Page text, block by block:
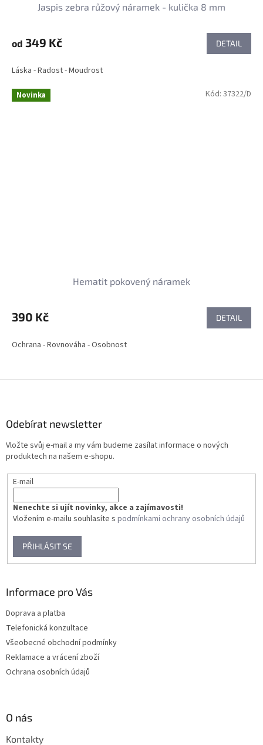
Jaspis zebra růžový náramek - kulička 8 mm
od 349 Kč DETAIL
Láska - Radost - Moudrost
Novinka
Hematit pokovený náramek
390 Kč DETAIL
Ochrana - Rovnováha - Osobnost
Kód: 37322/D
Odebírat newsletter
Vložte svůj e-mail a my vám budeme zasílat informace o nových
produktech na našem e-shopu.
E-mail
Nenechte si ujít novinky, akce a zajímavosti!
Vložením e-mailu souhlasíte s podmínkami ochrany osobních údajů
PŘIHLÁSIT SE
Informace pro Vás
Doprava a platba
Telefonická konzultace
Všeobecné obchodní podmínky
Reklamace a vrácení zboží
Ochrana osobních údajů
O nás
Kontakty